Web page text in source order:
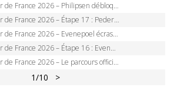
2026 – Philipsen débloque son compteur à Voiron, Pedersen en danger pour le maillot vert
2026 – Étape 17 : Pedersen peut-il verrouiller le maillot vert à Voiron ?
2026 – Evenepoel écrase le chrono d’Évian, Seixas 4e, Lipowitz abandonne
2026 – Étape 16 : Evenepoel, Pogacar, Ganna… qui domptera le chrono d’Évian pour redessiner le podium ?
2026 – Le parcours officiel complet : 21 étapes, profils, carte et dates
1/10 >